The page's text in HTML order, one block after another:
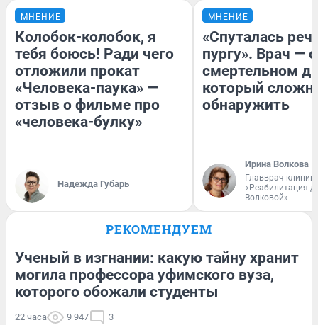
МНЕНИЕ
Колобок-колобок, я
тебя боюсь! Ради чего
отложили прокат
«Человека-паука» —
отзыв о фильме про
«человека-булку»
Надежда Губарь
МНЕНИЕ
«Спуталась
пургу». Врач — о
смертельном
который
обнаружить
Ирина Волкова
Главврач
«Реабилитация
Волковой»
РЕКОМЕНДУЕМ
Ученый в изгнании: какую тайну хранит
могила профессора уфимского вуза,
которого обожали студенты
22 часа 9 947 3